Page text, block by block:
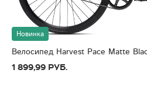
Новинка
Велосипед Harvest Pace Matte
1 899,99 руб.